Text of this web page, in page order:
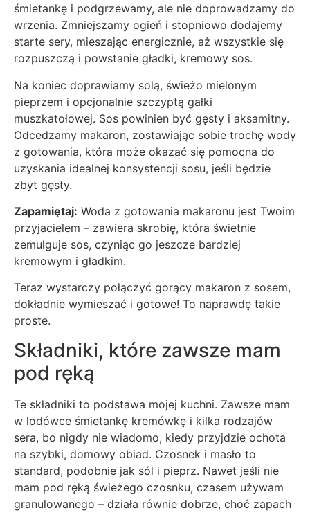
śmietankę i podgrzewamy, ale nie doprowadzamy do
wrzenia. Zmniejszamy ogień i stopniowo dodajemy
starte sery, mieszając energicznie, aż wszystkie się
rozpuszczą i powstanie gładki, kremowy sos.
Na koniec doprawiamy solą, świeżo mielonym
pieprzem i opcjonalnie szczyptą gałki
muszkatołowej. Sos powinien być gęsty i aksamitny.
Odcedzamy makaron, zostawiając sobie trochę wody
z gotowania, która może okazać się pomocna do
uzyskania idealnej konsystencji sosu, jeśli będzie
zbyt gęsty.
Zapamiętaj: Woda z gotowania makaronu jest Twoim
przyjacielem – zawiera skrobię, która świetnie
zemulguje sos, czyniąc go jeszcze bardziej
kremowym i gładkim.
Teraz wystarczy połączyć gorący makaron z sosem,
dokładnie wymieszać i gotowe! To naprawdę takie
proste.
Składniki, które zawsze mam
pod ręką
Te składniki to podstawa mojej kuchni. Zawsze mam
w lodówce śmietankę kremówkę i kilka rodzajów
sera, bo nigdy nie wiadomo, kiedy przyjdzie ochota
na szybki, domowy obiad. Czosnek i masło to
standard, podobnie jak sól i pieprz. Nawet jeśli nie
mam pod ręką świeżego czosnku, czasem używam
granulowanego – działa równie dobrze, choć zapach